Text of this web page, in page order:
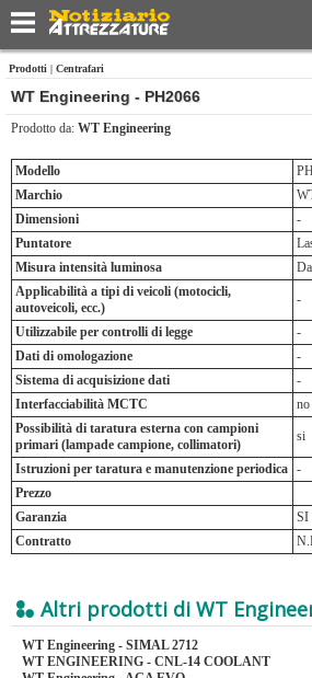
Prodotti | Centrafari
WT Engineering - PH2066
Prodotto da: WT Engineering
Modello
Marchio
Dimensioni
-
Puntatore
Misura intensità luminosa
Applicabilità a tipi di veicoli (motocicli,
autoveicoli, ecc.)
-
Utilizzabile per controlli di legge
-
Dati di omologazione
-
Sistema di acquisizione dati
-
Interfacciabilità MCTC
no
Possibilità di taratura esterna con campioni
primari (lampade campione, collimatori)
si
Istruzioni per taratura e manutenzione periodica -
Prezzo
Garanzia
SI
Contratto
Altri prodotti di WT
WT Engineering - SIMAL 2712
WT ENGINEERING - CNL-14 COOLANT